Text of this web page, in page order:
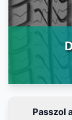
Passzol